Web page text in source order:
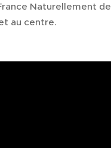
Naturellement de
au centre.